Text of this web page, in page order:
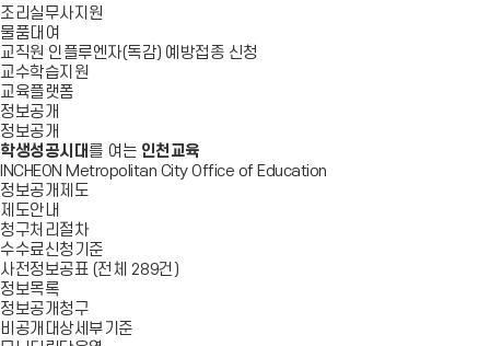
조리실무사지원
물품대여
교직원 인플루엔자(독감) 예방접종 신청
교수학습지원
교육플랫폼
정보공개
정보공개
학생성공시대 를 여는 인천교육
INCHEON Metropolitan City Office of Education
정보공개제도
제도안내
청구처리절차
수수료신청기준
사전정보공표 (전체 289건)
정보목록
정보공개청구
비공개대상세부기준